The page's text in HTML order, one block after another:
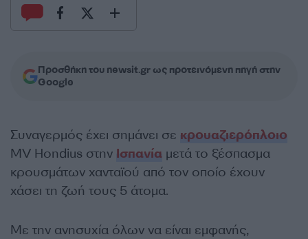
Προσθήκη του newsit.gr ως προτεινόμενη πηγή στην
Google
Συναγερμός έχει σημάνει σε κρουαζιερόπλοιο
MV Hondius στην Ισπανία μετά το ξέσπασμα
κρουσμάτων χανταϊού από τον οποίο έχουν
χάσει τη ζωή τους 5 άτομα.
Με την ανησυχία όλων να είναι εμφανής,